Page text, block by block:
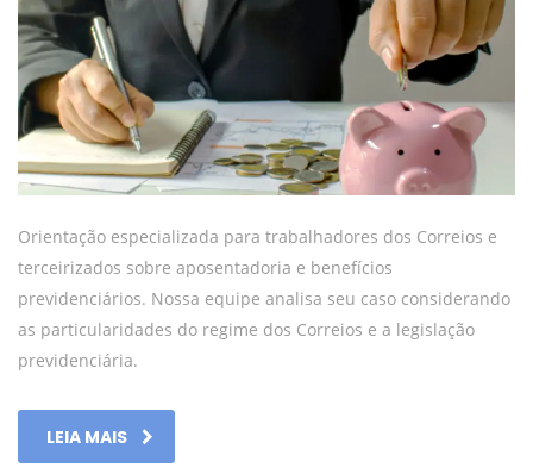
Orientação especializada para trabalhadores dos Correios e
terceirizados sobre aposentadoria e benefícios
previdenciários. Nossa equipe analisa seu caso considerando
as particularidades do regime dos Correios e a legislação
previdenciária.
LEIA MAIS